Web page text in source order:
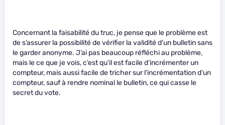
Concernant la faisabilité du truc, je pense que le problème est
de s’assurer la possibilité de vérifier la validité d’un bulletin sans
le garder anonyme. J’ai pas beaucoup réfléchi au problème,
mais le ce que je vois, c’est qu’il est facile d’incrémenter un
compteur, mais aussi facile de tricher sur l’incrémentation d’un
compteur, sauf à rendre nominal le bulletin, ce qui casse le
secret du vote.